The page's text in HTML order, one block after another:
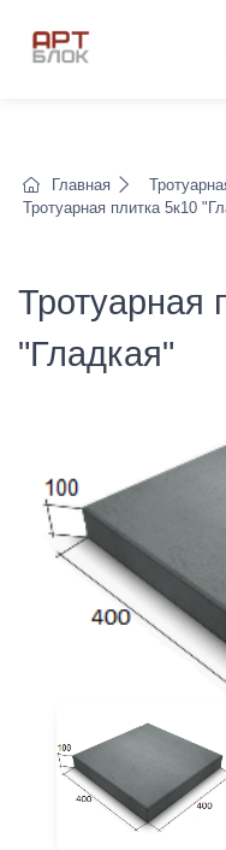
Главная
Тротуарная плитка 5к10
Тротуарная
"Гладкая"